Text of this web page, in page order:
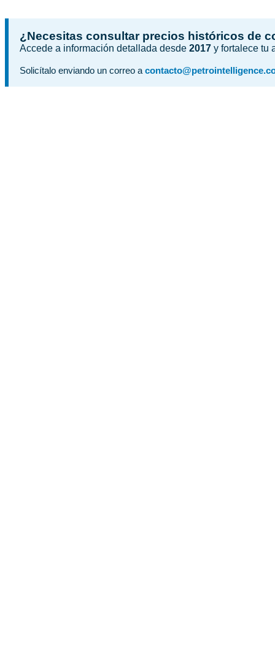
¿Necesitas consultar precios históricos de
Accede a información detallada desde 2017 y fortalece tu
Solicítalo enviando un correo a